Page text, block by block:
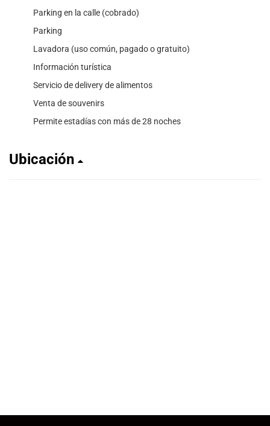
Parking en la calle (cobrado)
Parking
Lavadora (uso común, pagado o gratuito)
Información turística
Servicio de delivery de alimentos
Venta de souvenirs
Permite estadías con más de 28 noches
Ubicación